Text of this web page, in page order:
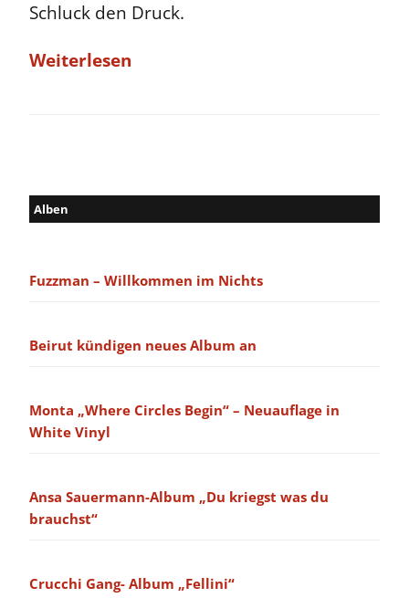
Schluck den Druck.
Weiterlesen
Alben
Fuzzman – Willkommen im Nichts
Beirut kündigen neues Album an
Monta „Where Circles Begin“ – Neuauflage in
White Vinyl
Ansa Sauermann-Album „Du kriegst was du
brauchst“
Crucchi Gang- Album „Fellini“